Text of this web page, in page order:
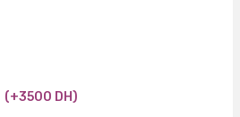
(+3500 DH)